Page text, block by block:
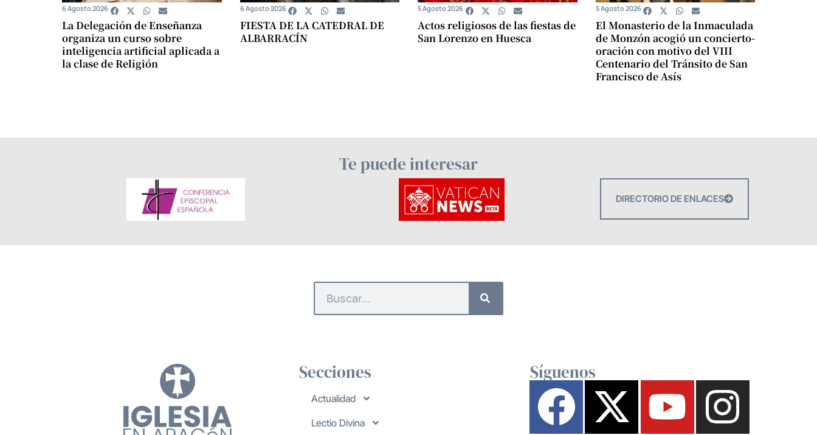
La Delegación de Enseñanza
organiza un curso sobre
inteligencia artificial aplicada a
la clase de Religión
6 Agosto 2026
FIESTA DE LA CATEDRAL DE
ALBARRACÍN
6 Agosto 2026
Actos religiosos de las fiestas de
San Lorenzo en Huesca
5 Agosto 2026
El Monasterio de la Inmaculada
de Monzón acogió un concierto-
oración con motivo del VIII
Centenario del Tránsito de San
Francisco de Asís
5 Agosto 2026
Te puede interesar
DIRECTORIO DE ENLACES
Secciones
Actualidad
Lectio Divina
Síguenos